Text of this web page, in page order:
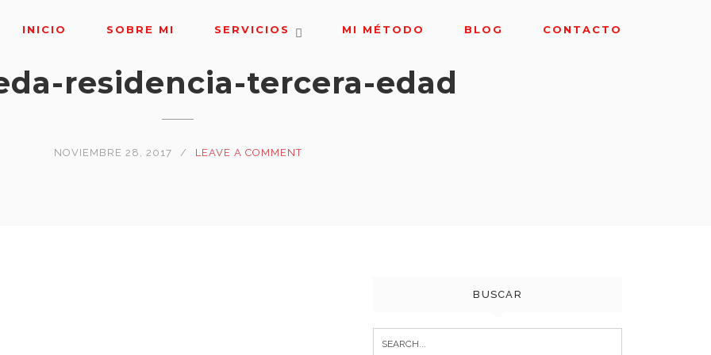
INICIO SOBRE MI SERVICIOS MI MÉTODO BLOG CONTACTO
residencia-tercera-edad
NOVIEMBRE 28, 2017 LEAVE A COMMENT
BUSCAR